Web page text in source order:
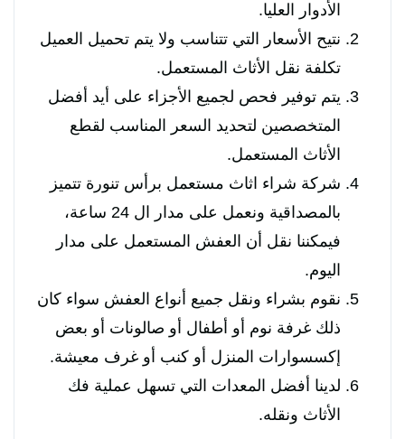
الأدوار العليا.
نتيح الأسعار التي تتناسب ولا يتم تحميل العميل
تكلفة نقل الأثاث المستعمل.
يتم توفير فحص لجميع الأجزاء على أيد أفضل
المتخصصين لتحديد السعر المناسب لقطع
الأثاث المستعمل.
شركة شراء اثاث مستعمل برأس تنورة تتميز
بالمصداقية ونعمل على مدار ال 24 ساعة،
فيمكننا نقل أن العفش المستعمل على مدار
اليوم.
نقوم بشراء ونقل جميع أنواع العفش سواء كان
ذلك غرفة نوم أو أطفال أو صالونات أو بعض
إكسسوارات المنزل أو كنب أو غرف معيشة.
لدينا أفضل المعدات التي تسهل عملية فك
الأثاث ونقله.